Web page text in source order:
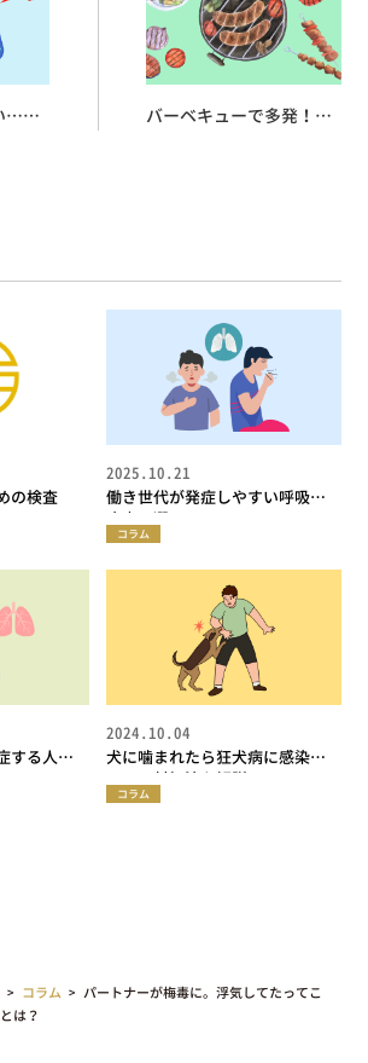
…マ
バーベキューで多発！細
の検査
働き世代が発症しやすい呼吸器
疾患５選
2025.10.21
コラム
する人多
犬に噛まれたら狂犬病に感染す
る？！対処法を解説
2024.10.04
コラム
> コラム >パートナーが梅毒に。浮気してたってこ
は？